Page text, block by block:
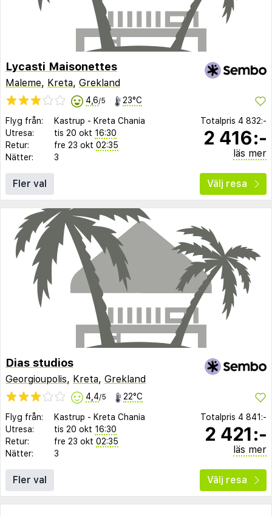
Lycasti Maisonettes
Maleme, Kreta, Grekland
4,6/5 23°C
Flyg från: Kastrup - Kreta Chania
Utresa:
tis 20 okt 16:30
Retur:
fre 23 okt 02:35
Nätter:
3
Totalpris 4 832:-
2 416:-
läs mer
Fler val Välj resa
Dias studios
Georgioupolis, Kreta, Grekland
4,4/5 22°C
Flyg från: Kastrup - Kreta Chania
Utresa:
tis 20 okt 16:30
Retur:
fre 23 okt 02:35
Nätter:
3
Totalpris 4 841:-
2 421:-
läs mer
Fler val Välj resa